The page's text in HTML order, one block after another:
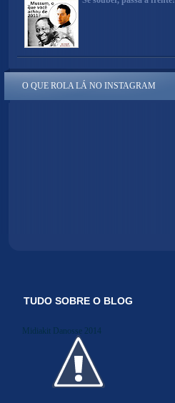
O QUE ROLA LÁ NO INSTAGRAM
TUDO SOBRE O BLOG
Midiakit Danosse 2014